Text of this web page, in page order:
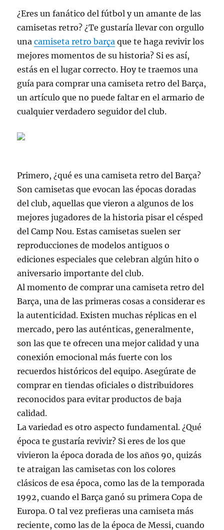
¿Eres un fanático del fútbol y un amante de las
camisetas retro? ¿Te gustaría llevar con orgullo
unacamiseta retro barça que te haga revivir los
mejores momentos de su historia? Si es así,
estás en el lugar correcto. Hoy te traemos una
guía para comprar una camiseta retro del Barça,
un artículo que no puede faltar en el armario de
cualquier verdadero seguidor del club.
Primero, ¿qué es una camiseta retro del Barça?
Son camisetas que evocan las épocas doradas
del club, aquellas que vieron a algunos de los
mejores jugadores de la historia pisar el césped
del Camp Nou. Estas camisetas suelen ser
reproducciones de modelos antiguos o
ediciones especiales que celebran algún hito o
aniversario importante del club.
Al momento de comprar una camiseta retro del
Barça, una de las primeras cosas a considerar es
la autenticidad. Existen muchas réplicas en el
mercado, pero las auténticas, generalmente,
son las que te ofrecen una mejor calidad y una
conexión emocional más fuerte con los
recuerdos históricos del equipo. Asegúrate de
comprar en tiendas oficiales o distribuidores
reconocidos para evitar productos de baja
calidad.
La variedad es otro aspecto fundamental. ¿Qué
época te gustaría revivir? Si eres de los que
vivieron la época dorada de los años 90, quizás
te atraigan las camisetas con los colores
clásicos de esa época, como las de la temporada
1992, cuando el Barça ganó su primera Copa de
Europa. O tal vez prefieras una camiseta más
reciente, como las de la época de Messi, cuando